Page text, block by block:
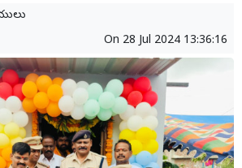
On 28 Jul 2024 13:36:16